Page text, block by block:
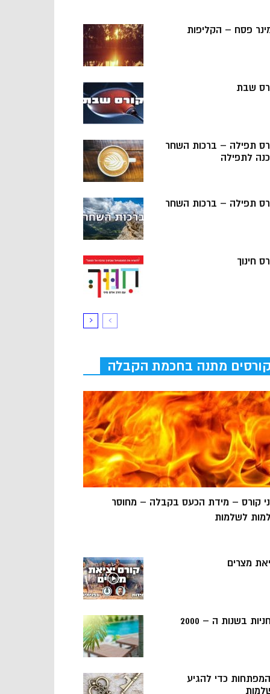
פסח – הקליפות
שבת
תפילה – ברכות השחר
לתפילה
תפילה – ברכות השחר
חינוך
קורסים מתנה בחכמת הקבלה
קורס – מידת הכעס בקבלה – מחוסר
לשלמות
מצרים
בשנות ה – 2000
5 המפתחות כדי להגיע